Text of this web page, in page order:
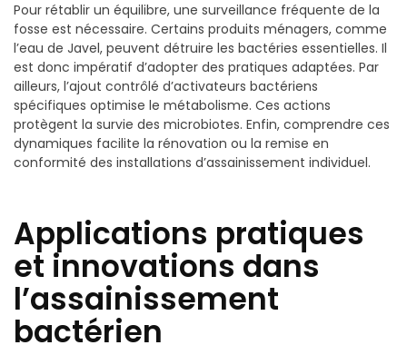
Pour rétablir un équilibre, une surveillance fréquente de la
fosse est nécessaire. Certains produits ménagers, comme
l’eau de Javel, peuvent détruire les bactéries essentielles. Il
est donc impératif d’adopter des pratiques adaptées. Par
ailleurs, l’ajout contrôlé d’activateurs bactériens
spécifiques optimise le métabolisme. Ces actions
protègent la survie des microbiotes. Enfin, comprendre ces
dynamiques facilite la rénovation ou la remise en
conformité des installations d’assainissement individuel.
Applications pratiques
et innovations dans
l’assainissement
bactérien